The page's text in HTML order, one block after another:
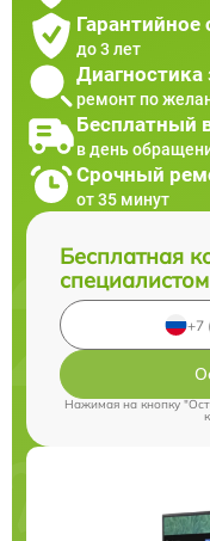
до 3 лет
Диагностика
ремонт по
Бесплатный
в день
Срочный
от 35 минут
Бесплатная
специалистом
Нажимая на кнопку